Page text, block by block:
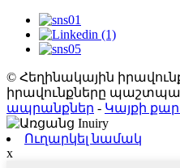
© Հեղինակային իրավունք
իրավունքները
ապրանքներ - Կայքի
Ուղարկել նամակ
x